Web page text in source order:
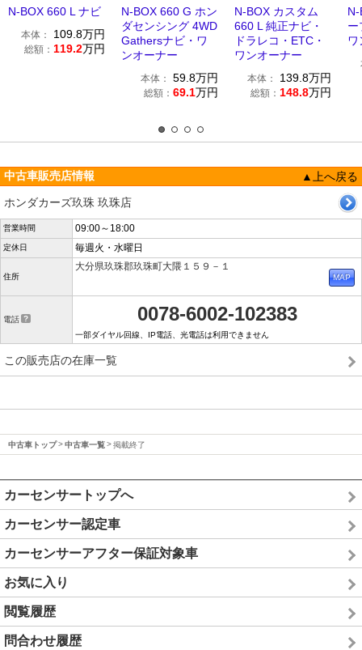
N-BOX 660 L ナビ
本体： 109.8万円
総額： 119.2万円
N-BOX 660 G ホン
ダセンシング 4WD
Gathersナビ・ワ
ンオーナー
本体： 59.8万円
総額： 69.1万円
N-BOX カスタム
660 L 純正ナビ・
ドラレコ・ETC・
ワンオーナー
本体： 139.8万円
総額： 148.8万円
ー
ワ
中古車販売店情報
▲上へ戻る
ホンダカーズ玖珠 玖珠店
営業時間 09:00～18:00
定休日 毎週火・水曜日
住所
大分県玖珠郡玖珠町大隈１５９－１
電話 0078-6002-102383
一部ダイヤル回線、IP電話、光電話は利用できません
この販売店の在庫一覧
中古車トップ 中古車一覧 掲載終了
カーセンサートップへ
カーセンサー認定車
カーセンサーアフター保証対象車
お気に入り
閲覧履歴
問合わせ履歴